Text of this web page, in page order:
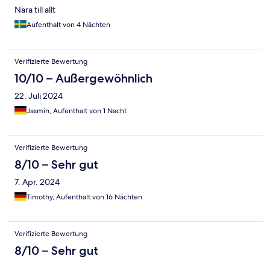
Nära till allt
Aufenthalt von 4 Nächten
Verifizierte Bewertung
10/10 – Außergewöhnlich
22. Juli 2024
Jasmin, Aufenthalt von 1 Nacht
Verifizierte Bewertung
8/10 – Sehr gut
7. Apr. 2024
Timothy, Aufenthalt von 16 Nächten
Verifizierte Bewertung
8/10 – Sehr gut